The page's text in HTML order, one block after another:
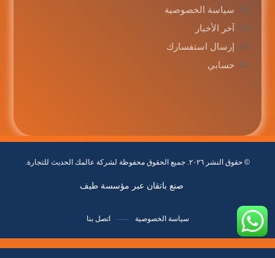
سياسة الخصوصية
آخر الأخبار
إرسال استفسارك
حسابي
© حقوق النشر ٢٠٢٦. جميع الحقوق محفوظة لشركة عالمك الحديث للتجارة.
صنع باتقان عبر مؤسسة طيف
سياسة الخصوصية اتصل بنا